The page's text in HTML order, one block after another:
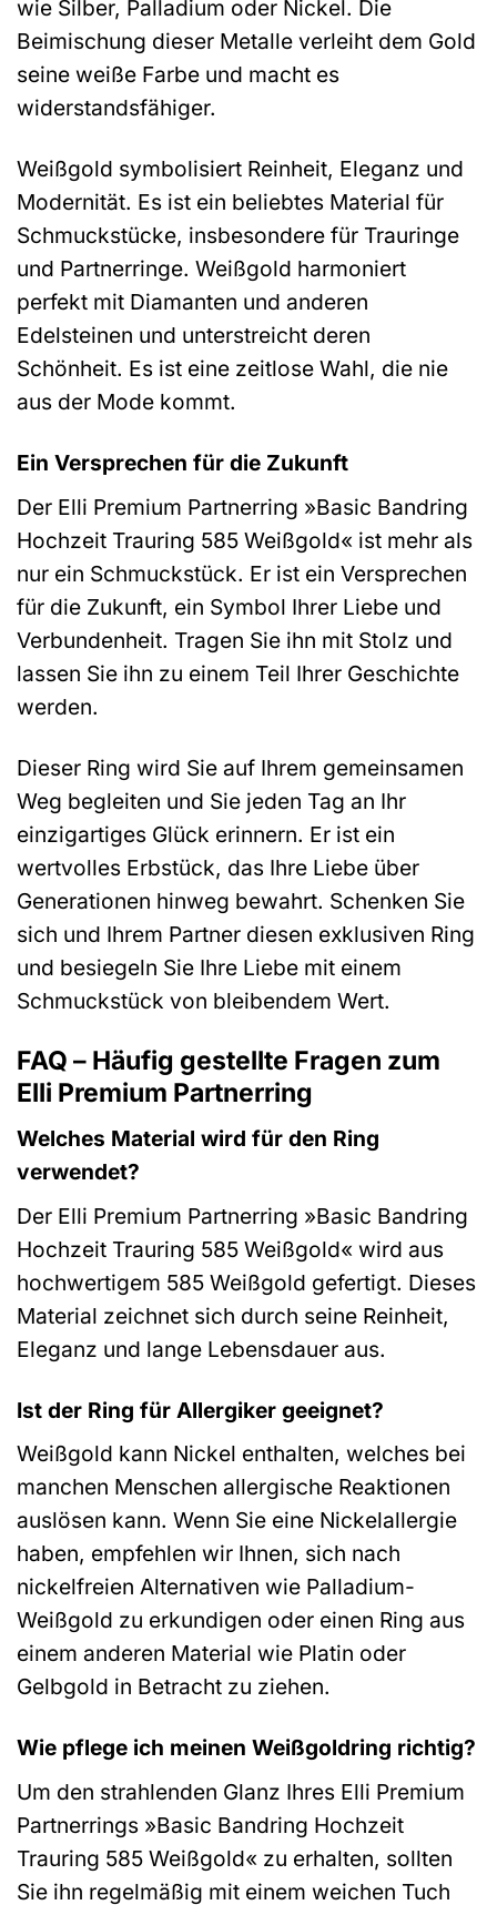
wie Silber, Palladium oder Nickel. Die
Beimischung dieser Metalle verleiht dem Gold
seine weiße Farbe und macht es
widerstandsfähiger.
Weißgold symbolisiert Reinheit, Eleganz und
Modernität. Es ist ein beliebtes Material für
Schmuckstücke, insbesondere für Trauringe
und Partnerringe. Weißgold harmoniert
perfekt mit Diamanten und anderen
Edelsteinen und unterstreicht deren
Schönheit. Es ist eine zeitlose Wahl, die nie
aus der Mode kommt.
Ein Versprechen für die Zukunft
Der Elli Premium Partnerring »Basic Bandring
Hochzeit Trauring 585 Weißgold« ist mehr als
nur ein Schmuckstück. Er ist ein Versprechen
für die Zukunft, ein Symbol Ihrer Liebe und
Verbundenheit. Tragen Sie ihn mit Stolz und
lassen Sie ihn zu einem Teil Ihrer Geschichte
werden.
Dieser Ring wird Sie auf Ihrem gemeinsamen
Weg begleiten und Sie jeden Tag an Ihr
einzigartiges Glück erinnern. Er ist ein
wertvolles Erbstück, das Ihre Liebe über
Generationen hinweg bewahrt. Schenken Sie
sich und Ihrem Partner diesen exklusiven Ring
und besiegeln Sie Ihre Liebe mit einem
Schmuckstück von bleibendem Wert.
FAQ – Häufig gestellte Fragen zum
Elli Premium Partnerring
Welches Material wird für den Ring
verwendet?
Der Elli Premium Partnerring »Basic Bandring
Hochzeit Trauring 585 Weißgold« wird aus
hochwertigem 585 Weißgold gefertigt. Dieses
Material zeichnet sich durch seine Reinheit,
Eleganz und lange Lebensdauer aus.
Ist der Ring für Allergiker geeignet?
Weißgold kann Nickel enthalten, welches bei
manchen Menschen allergische Reaktionen
auslösen kann. Wenn Sie eine Nickelallergie
haben, empfehlen wir Ihnen, sich nach
nickelfreien Alternativen wie Palladium-
Weißgold zu erkundigen oder einen Ring aus
einem anderen Material wie Platin oder
Gelbgold in Betracht zu ziehen.
Wie pflege ich meinen Weißgoldring richtig?
Um den strahlenden Glanz Ihres Elli Premium
Partnerrings »Basic Bandring Hochzeit
Trauring 585 Weißgold« zu erhalten, sollten
Sie ihn regelmäßig mit einem weichen Tuch